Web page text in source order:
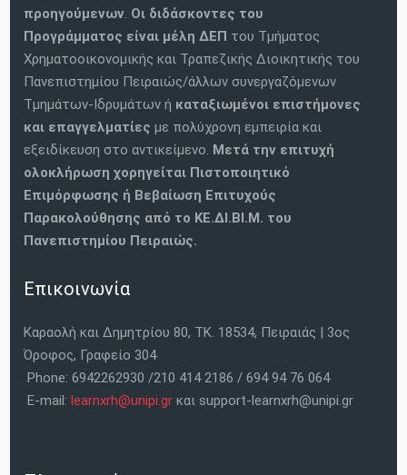
προηγούμενων. Οι διδάσκοντες του
Προγράμματος είναι μέλη ΔΕΠ του Τμήματος
Χρηματοοικονομικής και Τραπεζικής Διοικητικής του
Πανεπιστημίου Πειραιώς/άλλων συνεργαζόμενων
Τμημάτων-Ιδρυμάτων ή καταξιωμένοι επιστήμονες
και επαγγελματίες με πολύχρονη εμπειρία και
εξειδίκευση στο αντικείμενο. Μετά την επιτυχή
ολοκλήρωση χορηγείται Πιστοποιητικό
Επιμόρφωσης ή Βεβαίωση Επιτυχούς
Παρακολούθησης από το ΚΕ.ΔΙ.ΒΙ.Μ. του
Πανεπιστημίου Πειραιώς.
Επικοινωνία
Καραολή και Δημητρίου 80, ΤΚ. 18534, Πειραιάς | 3ος
Όροφος, Γραφείο 304
Phone: 6942262930 /210 414 2186 / 694 94 76 064
E-mail:learnxrh@unipi.gr και support-learnxrh@unipi.gr